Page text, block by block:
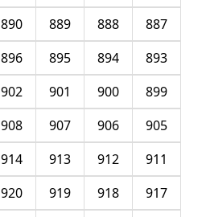
887
888
889
890
893
894
895
896
899
900
901
902
905
906
907
908
911
912
913
914
917
918
919
920